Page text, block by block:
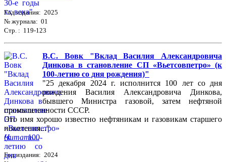
Год издания: 2025
№ журнала: 01
Стр. : 119-123
В.С. Вовк "Вклад Василия Александровича
Динкова в становление СП «Вьетсовпетро» (к
100-летию со дня рождения)"
"25 декабря 2024 г. исполнится 100 лет со дня
рождения Василия Александровича Динкова,
бывшего Министра газовой, затем нефтяной
промышленности СССР.
Это имя хорошо известно нефтяникам и газовикам старшего
поколения..."
Читать...
Год издания: 2024